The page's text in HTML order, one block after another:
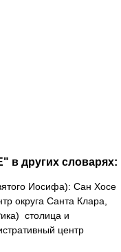
в других словарях:
Иосифа): Сан Хосе
округа Санта Клара,
столица и
центр